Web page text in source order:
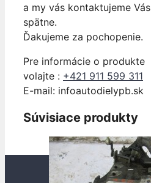
a my vás kontaktujeme Vás
spätne.
Ďakujeme za pochopenie.
Pre informácie o produkte
volajte : +421 911 599 311
E-mail: infoautodielypb.sk
Súvisiace produkty